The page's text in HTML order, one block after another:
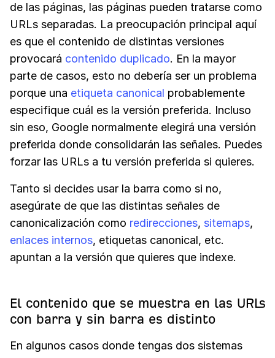
de las páginas, las páginas pueden tratarse como
URLs separadas. La preocupación principal aquí
es que el contenido de distintas versiones
provocará contenido duplicado. En la mayor
parte de casos, esto no debería ser un problema
porque una etiqueta canonical probablemente
especifique cuál es la versión preferida. Incluso
sin eso, Google normalmente elegirá una versión
preferida donde consolidarán las señales. Puedes
forzar las URLs a tu versión preferida si quieres.
Tanto si decides usar la barra como si no,
asegúrate de que las distintas señales de
canonicalización como redirecciones, sitemaps,
enlaces internos, etiquetas canonical, etc.
apuntan a la versión que quieres que indexe.
El contenido que se muestra en las URLs
con barra y sin barra es distinto
En algunos casos donde tengas dos sistemas